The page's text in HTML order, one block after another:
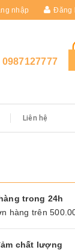
nhập Đăng
0987127777
Liên hệ
trong 24h
hàng trên
chất lượng